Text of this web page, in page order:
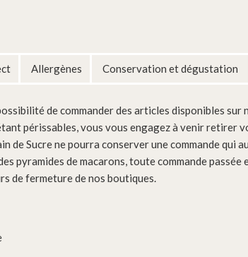
Allergènes Conservation et dégustation
de commander des articles disponibles sur
périssables, vous vous engagez à venir retirer
de Sucre ne pourra conserver une commande
pyramides de macarons, toute commande
de fermeture de nos boutiques.